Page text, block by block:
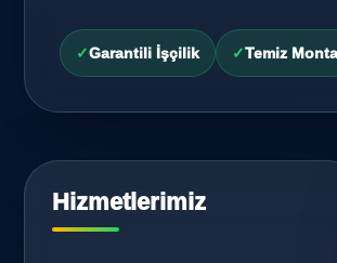
Garantili İşçilik Temiz
Hizmetlerimiz